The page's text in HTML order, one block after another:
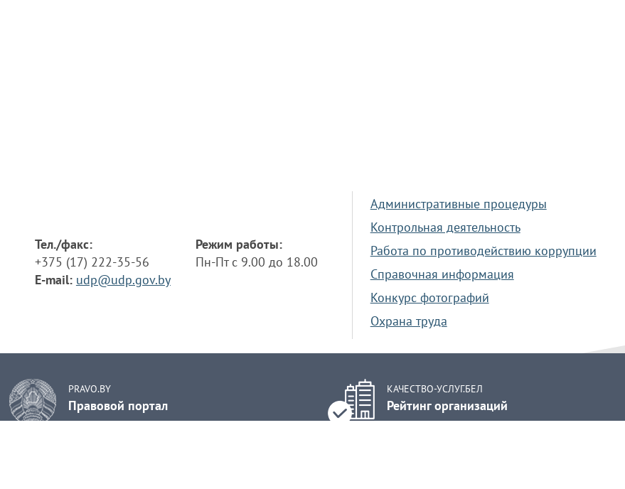
Тел./факс:
+375 (17) 222-35-56
E-mail: udp@udp.gov.by
Режим работы:
Пн-Пт с 9.00 до 18.00
Административные процедуры
Контрольная деятельность
Работа по противодействию коррупции
Справочная информация
Конкурс фотографий
Охрана труда
PRAVO.BY
Правовой портал
КАЧЕСТВО-УСЛУГ.БЕЛ
Рейтинг организаций